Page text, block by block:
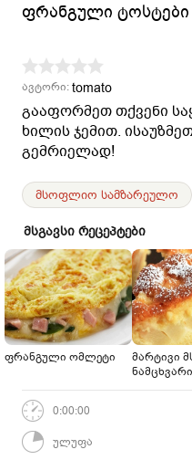
ფრანგული ტოსტები
ავტორი:tomato
გააფორმეთ თქვენი
ხილის ჯემით.
გემრიელად!
მსოფლიო სამზარეულო
მსგავსი რეცეპტები
ფრანგული ომლეტი
მარტივი
ნამცხვარი
0:00:00
ულუფა